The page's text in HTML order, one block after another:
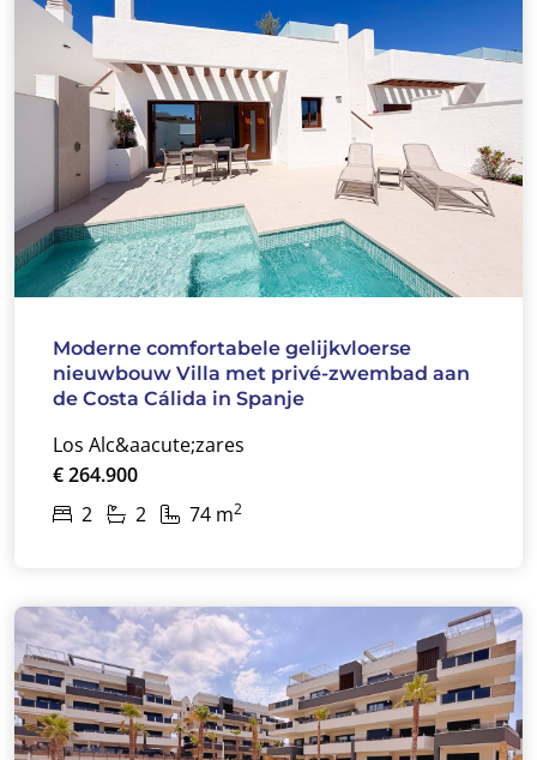
Moderne comfortabele gelijkvloerse
nieuwbouw Villa met privé-zwembad aan
de Costa Cálida in Spanje
Los Alc&aacute;zares
€ 264.900
2
2 74 m2